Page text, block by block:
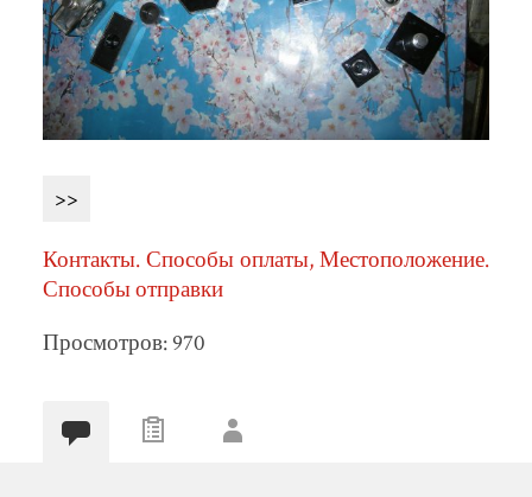
>>
Контакты. Способы оплаты, Местоположение.
Способы отправки
Просмотров: 970